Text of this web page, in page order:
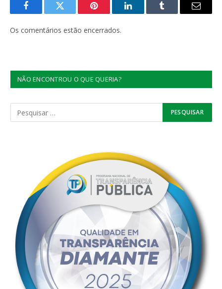
FacebookTwitter Pinterest LinkedInTumblr
E-
Os comentários estão encerrados.
NÃO ENCONTROU O QUE QUERIA?